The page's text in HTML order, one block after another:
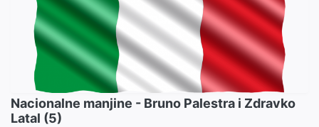
Nacionalne manjine - Bruno Palestra i Zdravko
Latal (5)